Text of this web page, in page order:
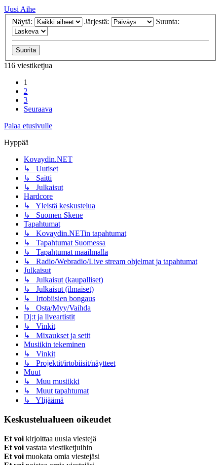
Uusi Aihe
Näytä:
Järjestä: Suunta:
116 viestiketjua
1
2
3
Seuraava
Palaa etusivulle
Hyppää
Kovaydin.NET
↳ Uutiset
↳ Saitti
↳ Julkaisut
Hardcore
↳ Yleistä keskustelua
↳ Suomen Skene
Tapahtumat
↳ Kovaydin.NETin tapahtumat
↳ Tapahtumat Suomessa
↳ Tapahtumat maailmalla
↳ Radio/Webradio/Live stream ohjelmat ja tapahtumat
Julkaisut
↳ Julkaisut (kaupalliset)
↳ Julkaisut (ilmaiset)
↳ Irtobiisien bongaus
↳ Osta/Myy/Vaihda
Dj:t ja liveartistit
↳ Vinkit
↳ Mixaukset ja setit
Musiikin tekeminen
↳ Vinkit
↳ Projektit/irtobiisit/näytteet
Muut
↳ Muu musiikki
↳ Muut tapahtumat
↳ Ylijäämä
Keskustelualueen oikeudet
Et voi kirjoittaa uusia viestejä
Et voi vastata viestiketjuihin
Et voi muokata omia viestejäsi